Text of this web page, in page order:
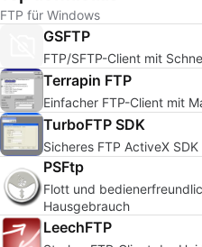
FTP für Windows
GSFTP
FTP/SFTP-Client mit
Terrapin FTP
Einfacher FTP-Client mit
TurboFTP SDK
Sicheres FTP ActiveX SDK
PSFtp
Flott und
Hausgebrauch
LeechFTP